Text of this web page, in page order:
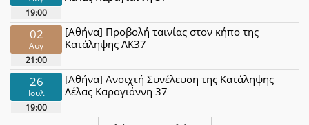
19:00
02
Αυγ
21:00
[Αθήνα] Προβολή ταινίας στον κήπο της
Κατάληψης ΛΚ37
26
Ιουλ
19:00
[Αθήνα] Ανοιχτή Συνέλευση της Κατάληψης
Λέλας Καραγιάννη 37